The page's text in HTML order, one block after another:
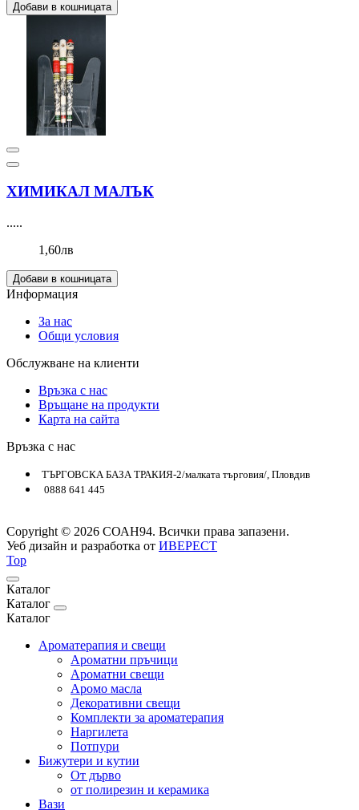
Добави в кошницата
ХИМИКАЛ МАЛЪК
.....
1,60лв
Добави в кошницата
Информация
За нас
Общи условия
Обслужване на клиенти
Връзка с нас
Връщане на продукти
Карта на сайта
Връзка с нас
ТЪРГОВСКА БАЗА ТРАКИЯ-2/малката търговия/, Пловдив
0888 641 445
Copyright © 2026 СОАН94. Всички права запазени.
Уеб дизайн и разработка от ИВЕРЕСТ
Top
Каталог
Каталог
Каталог
Ароматерапия и свещи
Ароматни пръчици
Ароматни свещи
Аромо масла
Декоративни свещи
Комплекти за ароматерапия
Наргилета
Потпури
Бижутери и кутии
От дърво
от полирезин и керамика
Вази